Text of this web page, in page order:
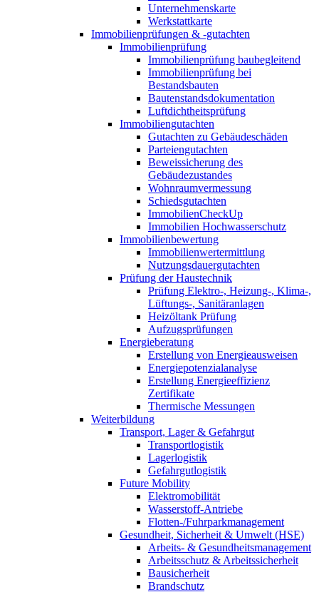
Unternehmenskarte
Werkstattkarte
Immobilienprüfungen & -gutachten
Immobilienprüfung
Immobilienprüfung baubegleitend
Immobilienprüfung bei
Bestandsbauten
Bautenstandsdokumentation
Luftdichtheitsprüfung
Immobiliengutachten
Gutachten zu Gebäudeschäden
Parteiengutachten
Beweissicherung des
Gebäudezustandes
Wohnraumvermessung
Schiedsgutachten
ImmobilienCheckUp
Immobilien Hochwasserschutz
Immobilienbewertung
Immobilienwertermittlung
Nutzungsdauergutachten
Prüfung der Haustechnik
Prüfung Elektro-, Heizung-, Klima-,
Lüftungs-, Sanitäranlagen
Heizöltank Prüfung
Aufzugsprüfungen
Energieberatung
Erstellung von Energieausweisen
Energiepotenzialanalyse
Erstellung Energieeffizienz
Zertifikate
Thermische Messungen
Weiterbildung
Transport, Lager & Gefahrgut
Transportlogistik
Lagerlogistik
Gefahrgutlogistik
Future Mobility
Elektromobilität
Wasserstoff-Antriebe
Flotten-/Fuhrparkmanagement
Gesundheit, Sicherheit & Umwelt (HSE)
Arbeits- & Gesundheitsmanagement
Arbeitsschutz & Arbeitssicherheit
Bausicherheit
Brandschutz